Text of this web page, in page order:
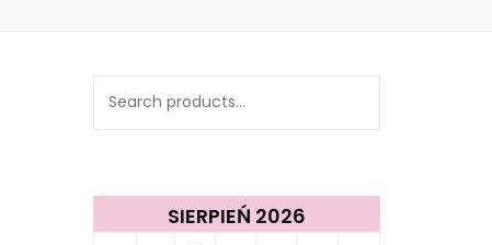
Search
SIERPIEŃ 2026